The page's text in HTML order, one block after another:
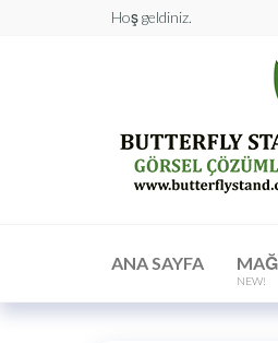
Hoş geldiniz.
ANA SAYFA
NEW!